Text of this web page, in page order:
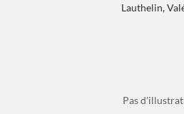
Lauthelin,
Pas